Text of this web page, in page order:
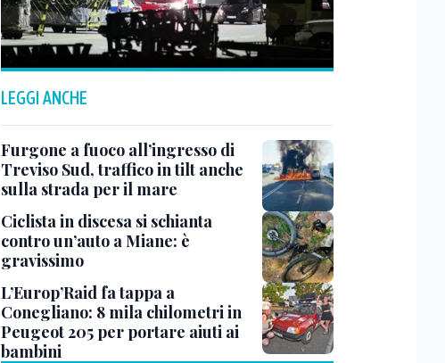
LEGGI ANCHE
Furgone a fuoco all’ingresso di
Treviso Sud, traffico in tilt anche
sulla strada per il mare
Ciclista in discesa si schianta
contro un’auto a Miane: è
gravissimo
L’Europ’Raid fa tappa a
Conegliano: 8 mila chilometri in
Peugeot 205 per portare aiuti ai
bambini